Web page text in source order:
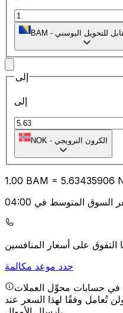
BAM - للتحويل البوسني
إلى
إلى
NOK - الكرون النرويجي
1.00 BAM = 5.63435906
حدد موعد مكالمة
حسابات محوِّل العملات
تُعامل وفقًا لهذا السعر عند